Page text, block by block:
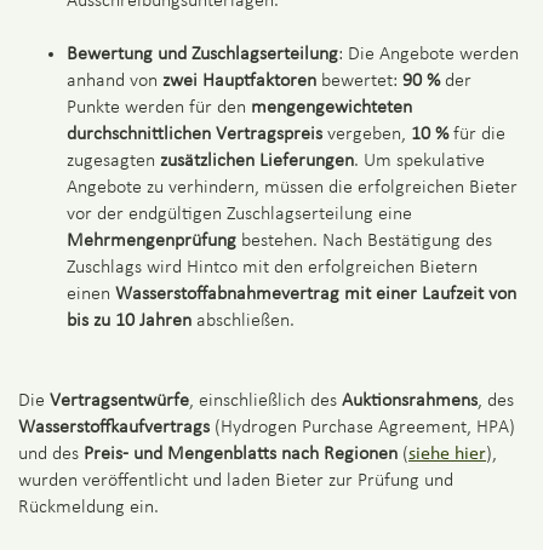
Bewertung und Zuschlagserteilung: Die Angebote werden
anhand von zwei Hauptfaktoren bewertet: 90 %der
Punkte werden für den mengengewichteten
durchschnittlichen Vertragspreis vergeben, 10 %für die
zugesagten zusätzlichen Lieferungen. Um spekulative
Angebote zu verhindern, müssen die erfolgreichen Bieter
vor der endgültigen Zuschlagserteilung eine
Mehrmengenprüfung bestehen. Nach Bestätigung des
Zuschlags wird Hintco mit den erfolgreichen Bietern
einen Wasserstoffabnahmevertrag mit einer Laufzeit von
bis zu 10 Jahren abschließen.
Die Vertragsentwürfe, einschließlich des Auktionsrahmens, des
Wasserstoffkaufvertrags (Hydrogen Purchase Agreement, HPA)
und des Preis- und Mengenblatts nach Regionen (siehe hier),
wurden veröffentlicht und laden Bieter zur Prüfung und
Rückmeldung ein.